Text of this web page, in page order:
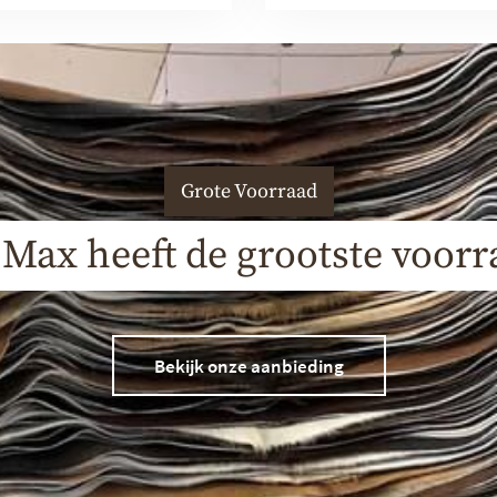
Grote Voorraad
heeft de grootste
Bekijk onze aanbieding